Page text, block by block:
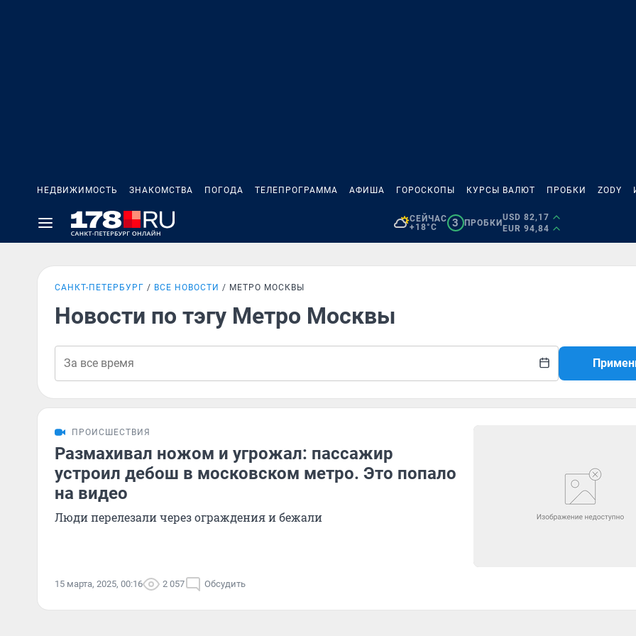
НЕДВИЖИМОСТЬ ЗНАКОМСТВА ПОГОДА ТЕЛЕПРОГРАММА АФИША ГОРОСКОПЫ КУРСЫ ВАЛЮТ ПРОБКИ ZODY
СЕЙЧАС
+18°C
3 ПРОБКИ
USD 82,17
EUR 94,84
САНКТ-ПЕТЕРБУРГ ВСЕ НОВОСТИ МЕТРО МОСКВЫ
Новости по тэгу Метро Москвы
ПРОИСШЕСТВИЯ
Размахивал ножом и угрожал: пассажир
устроил дебош в московском метро. Это попало
на видео
Люди перелезали через ограждения и бежали
15 марта, 2025, 00:16 2 057 Обсудить